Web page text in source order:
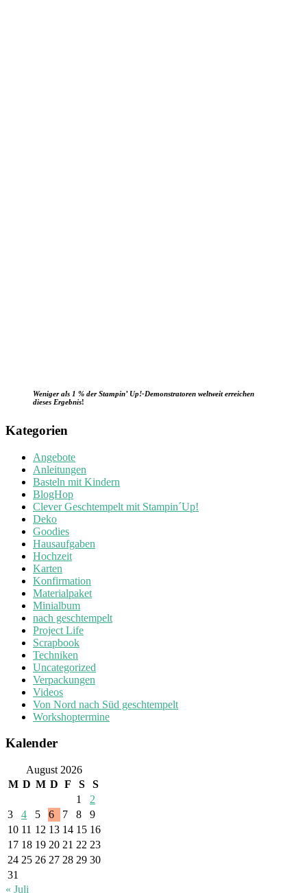
Weniger als 1 % der Stampin’ Up!-Demonstratoren weltweit erreichen
dieses Ergebnis!
Kategorien
Angebote
Anleitungen
Basteln mit Kindern
BlogHop
Clever Geschtempelt mit Stampin´Up!
Deko
Goodies
Hausaufgaben
Hochzeit
Karten
Konfirmation
Materialpaket
Minialbum
nach geschtempelt
Project Life
Scrapbook
Techniken
Uncategorized
Verpackungen
Videos
Von Nord nach Süd geschtempelt
Workshoptermine
Kalender
August 2026
M D M D F S
S
1
2
3
4 5 6 7 8
9
10 11 12 13 14 15 16
17 18 19 20 21 22 23
24 25 26 27 28 29 30
31
« Juli